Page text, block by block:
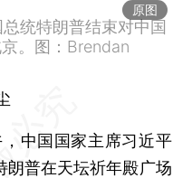
原图
统特朗普结束对中国
。图：Brendan
中国国家主席习近平
朗普在天坛祈年殿广场